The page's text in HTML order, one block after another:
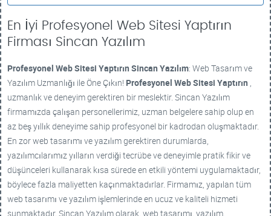
En İyi Profesyonel Web Sitesi Yaptırın
Firması Sincan Yazılım
Profesyonel Web Sitesi Yaptırın Sincan Yazılım: Web Tasarım ve
Yazılım Uzmanlığı ile Öne Çıkın! Profesyonel Web Sitesi Yaptırın ,
uzmanlık ve deneyim gerektiren bir meslektir. Sincan Yazılım
firmamızda çalışan personellerimiz, uzman belgelere sahip olup en
az beş yıllık deneyime sahip profesyonel bir kadrodan oluşmaktadır.
En zor web tasarımı ve yazılım gerektiren durumlarda,
yazılımcılarımız yılların verdiği tecrübe ve deneyimle pratik fikir ve
düşünceleri kullanarak kısa sürede en etkili yöntemi uygulamaktadır,
böylece fazla maliyetten kaçınmaktadırlar. Firmamız, yapılan tüm
web tasarımı ve yazılım işlemlerinde en ucuz ve kaliteli hizmeti
sunmaktadır. Sincan Yazılım olarak, web tasarımı, yazılım,